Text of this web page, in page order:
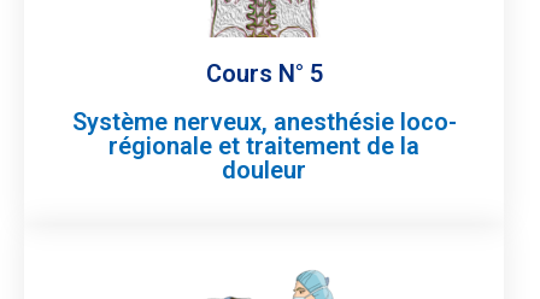
Cours N° 5
Système nerveux, anesthésie loco-
régionale et traitement de la
douleur